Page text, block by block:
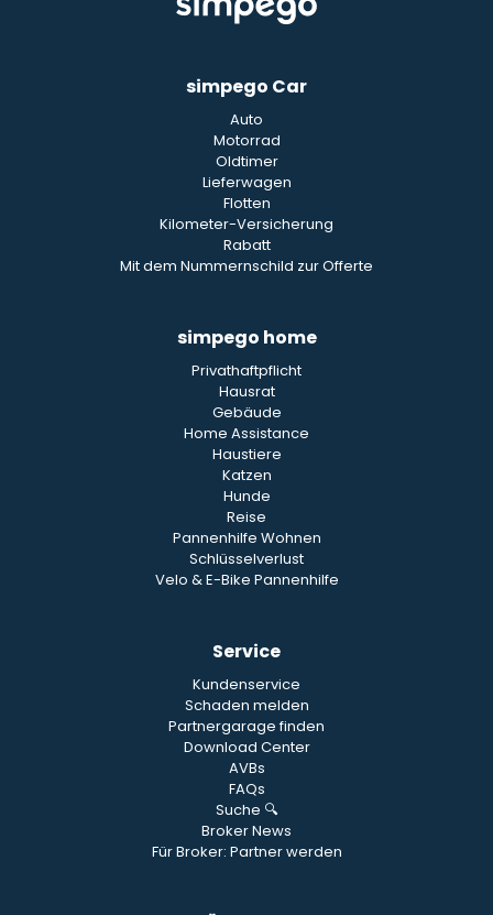
simpego Car
Auto
Motorrad
Oldtimer
Lieferwagen
Flotten
Kilometer-Versicherung
Rabatt
Mit dem Nummernschild zur Offerte
simpego home
Privathaftpflicht
Hausrat
Gebäude
Home Assistance
Haustiere
Katzen
Hunde
Reise
Pannenhilfe Wohnen
Schlüsselverlust
Velo & E-Bike Pannenhilfe
Service
Kundenservice
Schaden melden
Partnergarage finden
Download Center
AVBs
FAQs
Suche 🔍
Broker News
Für Broker: Partner werden